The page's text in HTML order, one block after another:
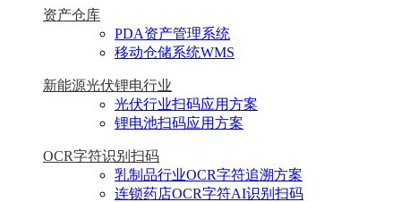
资产仓库
PDA资产管理系统
移动仓储系统WMS
新能源光伏锂电行业
光伏行业扫码应用方案
锂电池扫码应用方案
OCR字符识别扫码
乳制品行业OCR字符追溯方案
连锁药店OCR字符AI识别扫码